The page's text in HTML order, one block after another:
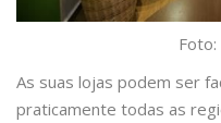
Foto:
As suas lojas podem ser
praticamente todas as